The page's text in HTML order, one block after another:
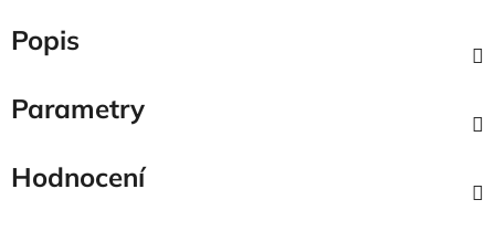
Popis
Parametry
Hodnocení